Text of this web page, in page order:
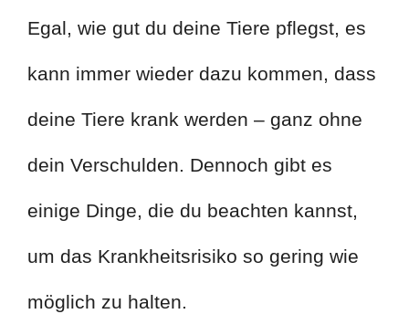
Egal, wie gut du deine Tiere pflegst, es
kann immer wieder dazu kommen, dass
deine Tiere krank werden – ganz ohne
dein Verschulden. Dennoch gibt es
einige Dinge, die du beachten kannst,
um das Krankheitsrisiko so gering wie
möglich zu halten.